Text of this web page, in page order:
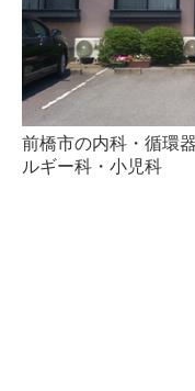
前橋市の内科・循環
ルギー科・小児科